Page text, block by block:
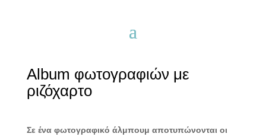
Album φωτογραφιών με
ριζόχαρτο
Σε ένα φωτογραφικό άλμπουμ αποτυπώνονται οι